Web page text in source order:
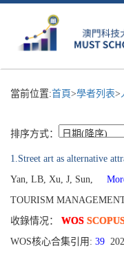
當前位置:首頁>學者列表>
排序方式：
1.Street art as alternative
Yan, LB, Xu, J, Sun,
TOURISM MANAGEMENT
收錄情况： WOS
WOS核心合集引用: 39